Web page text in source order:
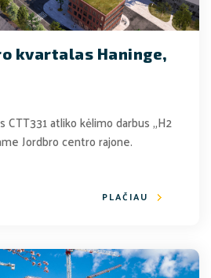
kvartalas Haninge,
CTT331 atliko kėlimo darbus „H2
Jordbro centro rajone.
PLAČIAU